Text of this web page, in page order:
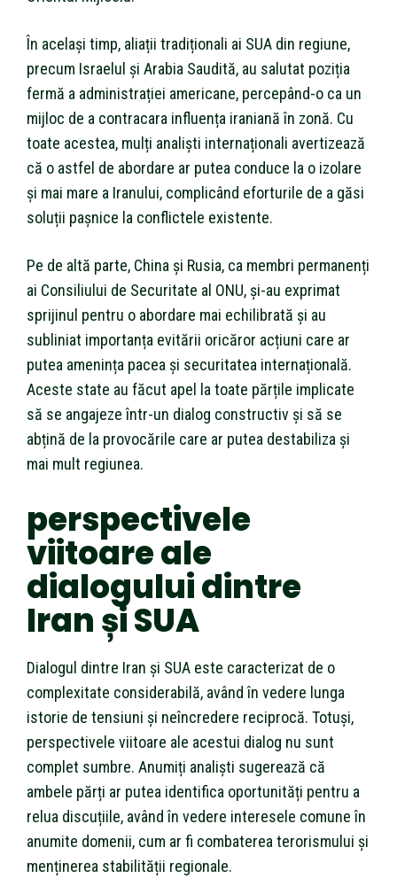
În același timp, aliații tradiționali ai SUA din regiune,
precum Israelul și Arabia Saudită, au salutat poziția
fermă a administrației americane, percepând-o ca un
mijloc de a contracara influența iraniană în zonă. Cu
toate acestea, mulți analiști internaționali avertizează
că o astfel de abordare ar putea conduce la o izolare
și mai mare a Iranului, complicând eforturile de a găsi
soluții pașnice la conflictele existente.
Pe de altă parte, China și Rusia, ca membri permanenți
ai Consiliului de Securitate al ONU, și-au exprimat
sprijinul pentru o abordare mai echilibrată și au
subliniat importanța evitării oricăror acțiuni care ar
putea amenința pacea și securitatea internațională.
Aceste state au făcut apel la toate părțile implicate
să se angajeze într-un dialog constructiv și să se
abțină de la provocările care ar putea destabiliza și
mai mult regiunea.
perspectivele
viitoare ale
dialogului dintre
Iran și SUA
Dialogul dintre Iran și SUA este caracterizat de o
complexitate considerabilă, având în vedere lunga
istorie de tensiuni și neîncredere reciprocă. Totuși,
perspectivele viitoare ale acestui dialog nu sunt
complet sumbre. Anumiți analiști sugerează că
ambele părți ar putea identifica oportunități pentru a
relua discuțiile, având în vedere interesele comune în
anumite domenii, cum ar fi combaterea terorismului și
menținerea stabilității regionale.